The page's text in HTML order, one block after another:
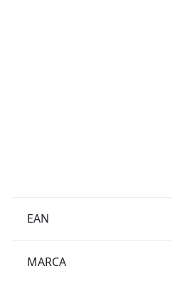
EAN
MARCA